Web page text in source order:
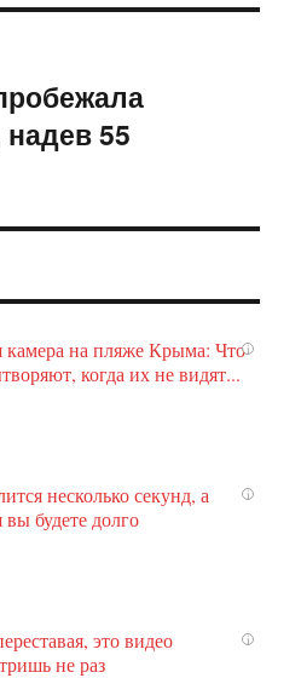
55
i
камера на пляже Крыма: Что
когда их не видят...
i
несколько секунд, а
вы будете долго
i
это видео
не раз